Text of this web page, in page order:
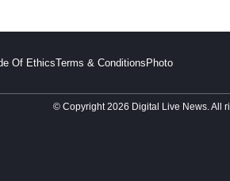
Of EthicsTerms & ConditionsPhoto
© Copyright 2026 Digital Live News. All